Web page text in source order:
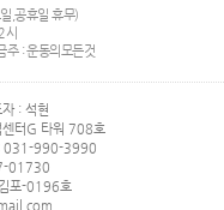
,공휴일 휴무)
시
주 : 운동의모든것
자 : 석현
센터G 타워 708호
031-990-3990
01730
포-0196호